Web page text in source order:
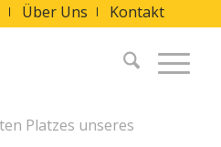
Über Uns Kontakt
Platzes unseres